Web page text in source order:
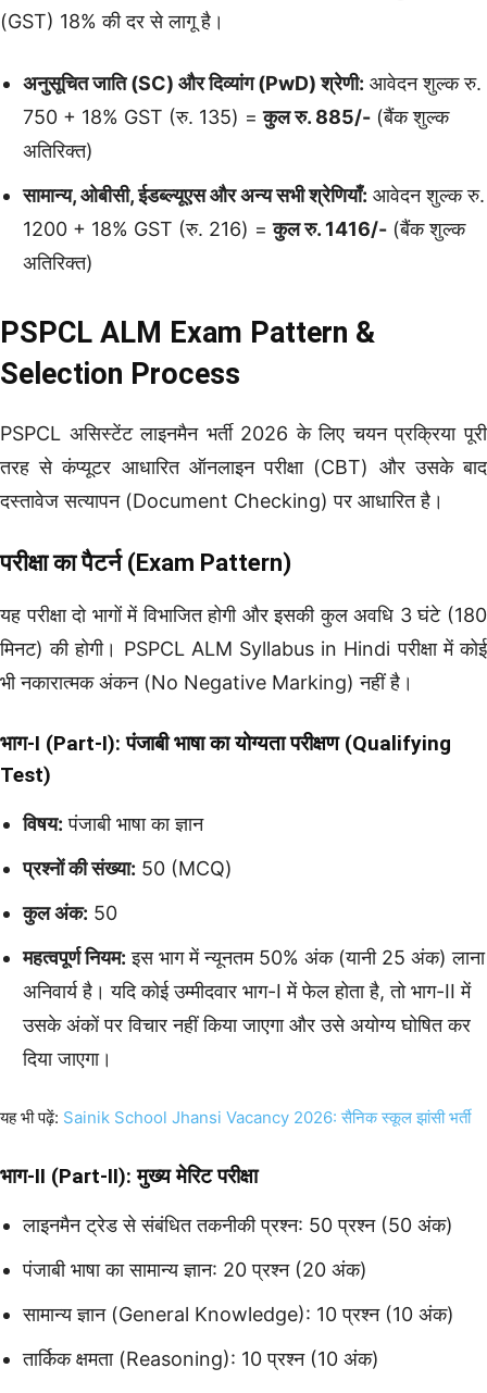
(GST) 18% की दर से लागू है।
अनुसूचित जाति (SC) और दिव्यांग (PwD) श्रेणी: आवेदन शुल्क रु.
750 + 18% GST (रु. 135) =कुल रु. 885/- (बैंक शुल्क
अतिरिक्त)
सामान्य, ओबीसी, ईडब्ल्यूएस और अन्य सभी श्रेणियाँ: आवेदन शुल्क रु.
1200 + 18% GST (रु. 216) =कुल रु. 1416/- (बैंक शुल्क
अतिरिक्त)
PSPCL ALM Exam Pattern &
Selection Process
PSPCL असिस्टेंट लाइनमैन भर्ती 2026 के लिए चयन प्रक्रिया पूरी
तरह से कंप्यूटर आधारित ऑनलाइन परीक्षा (CBT) और उसके बाद
दस्तावेज सत्यापन (Document Checking) पर आधारित है।
परीक्षा का पैटर्न (Exam Pattern)
यह परीक्षा दो भागों में विभाजित होगी और इसकी कुल अवधि 3 घंटे (180
मिनट) की होगी। PSPCL ALM Syllabus in Hindi परीक्षा में कोई
भी नकारात्मक अंकन (No Negative Marking) नहीं है।
भाग-I (Part-I): पंजाबी भाषा का योग्यता परीक्षण (Qualifying
Test)
विषय: पंजाबी भाषा का ज्ञान
प्रश्नों की संख्या: 50 (MCQ)
कुल अंक: 50
महत्वपूर्ण नियम: इस भाग में न्यूनतम 50% अंक (यानी 25 अंक) लाना
अनिवार्य है। यदि कोई उम्मीदवार भाग-I में फेल होता है, तो भाग-II में
उसके अंकों पर विचार नहीं किया जाएगा और उसे अयोग्य घोषित कर
दिया जाएगा।
यह भी पढ़ें: Sainik School Jhansi Vacancy 2026: सैनिक स्कूल झांसी भर्ती
भाग-II (Part-II): मुख्य मेरिट परीक्षा
लाइनमैन ट्रेड से संबंधित तकनीकी प्रश्न: 50 प्रश्न (50 अंक)
पंजाबी भाषा का सामान्य ज्ञान: 20 प्रश्न (20 अंक)
सामान्य ज्ञान (General Knowledge): 10 प्रश्न (10 अंक)
तार्किक क्षमता (Reasoning): 10 प्रश्न (10 अंक)